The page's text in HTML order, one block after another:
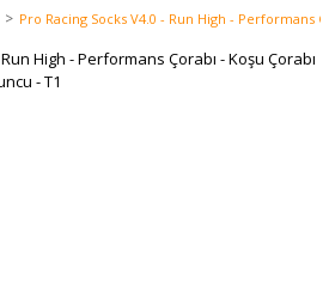
Pro Racing Socks V4.0 - Run High - Performans